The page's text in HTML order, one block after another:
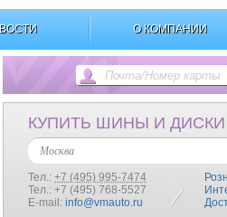
О КОМПАНИИ
КУПИТЬ ШИНЫ И ДИСКИ
Москва
Тел.: +7 (495) 995-7474
Тел.: +7 (495) 768-5527
E-mail: info@vmauto.ru